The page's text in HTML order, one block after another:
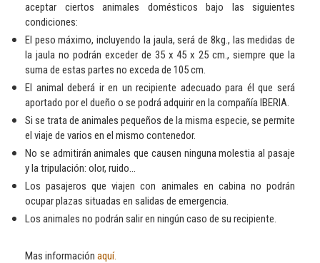
aceptar ciertos animales domésticos bajo las siguientes
condiciones:
El peso máximo, incluyendo la jaula, será de 8kg., las medidas de
la jaula no podrán exceder de 35 x 45 x 25 cm., siempre que la
suma de estas partes no exceda de 105 cm.
El animal deberá ir en un recipiente adecuado para él que será
aportado por el dueño o se podrá adquirir en la compañía IBERIA.
Si se trata de animales pequeños de la misma especie, se permite
el viaje de varios en el mismo contenedor.
No se admitirán animales que causen ninguna molestia al pasaje
y la tripulación: olor, ruido...
Los pasajeros que viajen con animales en cabina no podrán
ocupar plazas situadas en salidas de emergencia.
Los animales no podrán salir en ningún caso de su recipiente.
Mas información aquí.